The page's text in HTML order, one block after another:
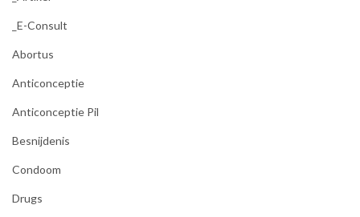
_E-Consult
Abortus
Anticonceptie
Anticonceptie Pil
Besnijdenis
Condoom
Drugs